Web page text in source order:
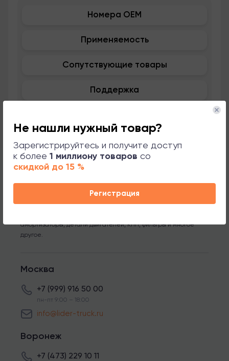
Не нашли нужный товар?
Зарегистрируйтесь и получите доступ
к более 1 миллиону товаров со
скидкой до 15 %
Регистрация
Номера OEM
Применяемость
Сопутствующие товары
Поддержка
*Компания ЛИДЕР ТРАК является оптовым поставщиком
VOLVO, DAF, IVECO, RENAULT и полуприцепы с осями BPW, SAF.
Мы предлагаем широкий ассортимент оригинальных и
неоригинальных запчастей высокого качества, таких как
амортизаторы, детали двигателей, КПП, фильтры и многое
другое.
Москва
+7 (999) 916 50 00
пн-пт 9:00 – 18:00
info@lider-truck.ru
Воронеж
+7 (473) 229 10 11